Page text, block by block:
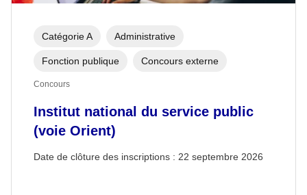
Institut national du service public
(voie Orient)
Date de clôture des inscriptions : 22 septembre 2026
Catégorie A Administrative
Fonction publique Concours externe
Concours